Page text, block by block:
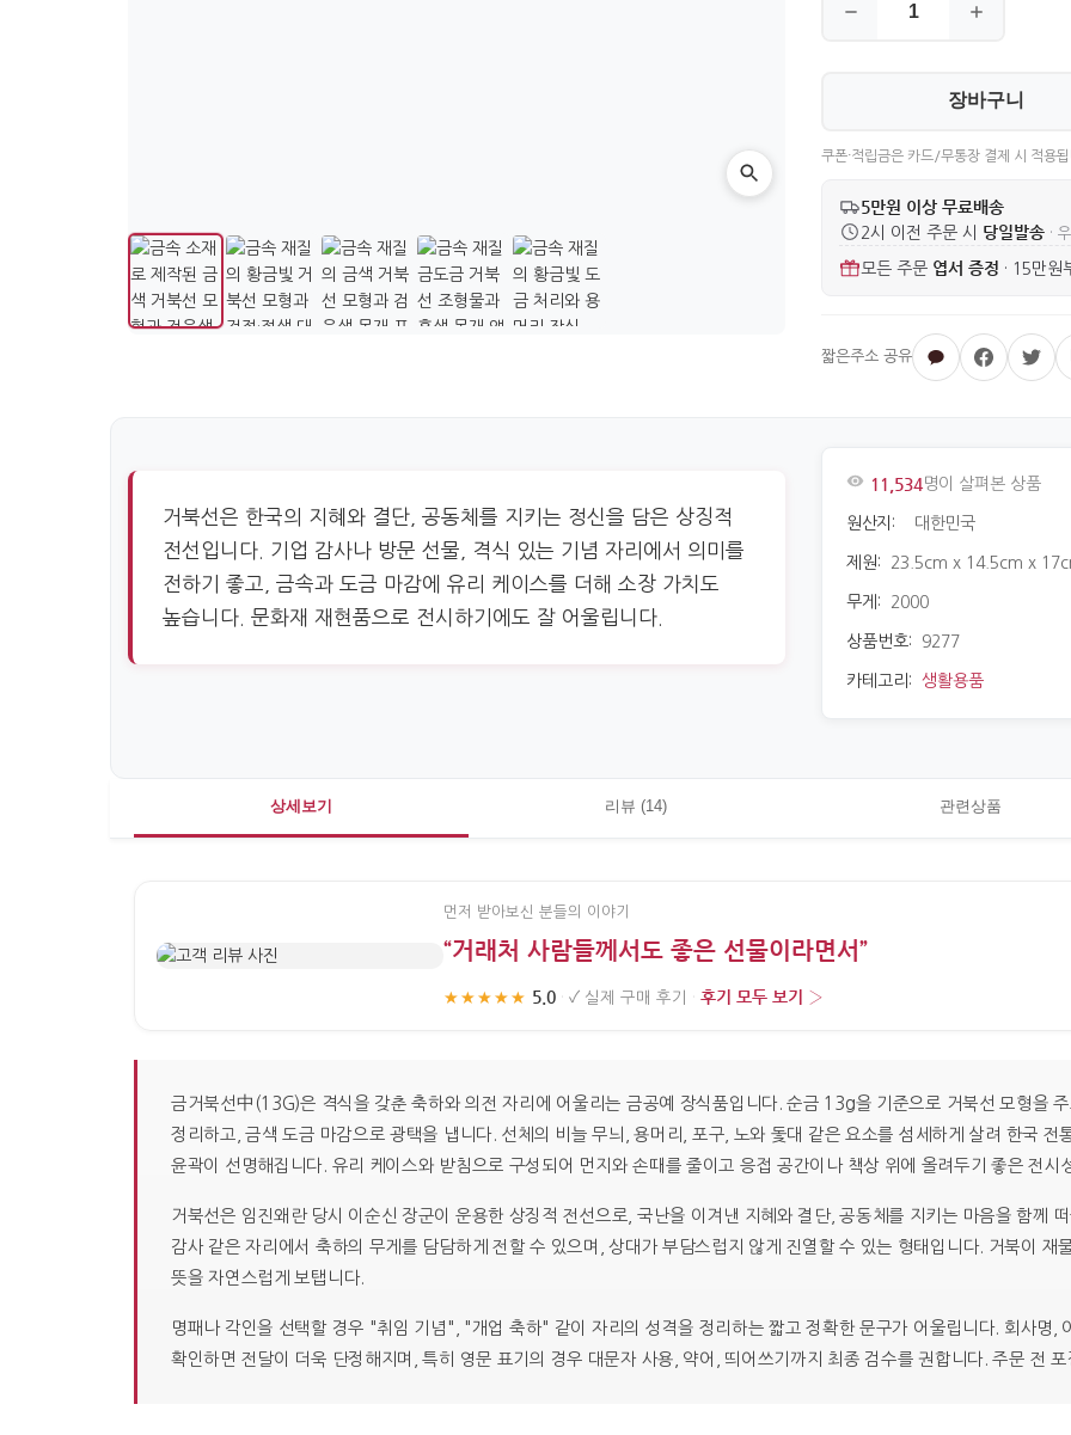
장바구니
쿠폰·적립금은 카드/무통장 결제 시 적용
5만원 이상 무료배송
2시 이전 주문 시 당일발송 ·
모든 주문 엽서 증정 · 15만원
거북선은 한국의 지혜와 결단, 공동체를 지키는 정신을 담은 상징적
전선입니다. 기업 감사나 방문 선물, 격식 있는 기념 자리에서 의미를
전하기 좋고, 금속과 도금 마감에 유리 케이스를 더해 소장 가치도
높습니다. 문화재 재현품으로 전시하기에도 잘 어울립니다.
11,534명이 살펴본 상품
원산지: 대한민국
제원: 23.5cm x 14.5cm x
무게: 2000
상품번호: 9277
카테고리: 생활용품
상세보기 리뷰 (14) 관련상품
먼저 받아보신 분들의 이야기
“거래처 사람들께서도 좋은 선물이라면서”
★★★★★ 5.0 · ✓ 실제 구매 후기 · 후기 모두 보기 ›
금거북선中(13G)은 격식을 갖춘 축하와 의전 자리에 어울리는 금공예 장식품입니다. 순금 13g을 기준으로 거북선 모형을
정리하고, 금색 도금 마감으로 광택을 냅니다. 선체의 비늘 무늬, 용머리, 포구, 노와 돛대 같은 요소를 섬세하게 살려 한국 전
윤곽이 선명해집니다. 유리 케이스와 받침으로 구성되어 먼지와 손때를 줄이고 응접 공간이나 책상 위에 올려두기 좋은 전시
거북선은 임진왜란 당시 이순신 장군이 운용한 상징적 전선으로, 국난을 이겨낸 지혜와 결단, 공동체를 지키는 마음을 함께
감사 같은 자리에서 축하의 무게를 담담하게 전할 수 있으며, 상대가 부담스럽지 않게 진열할 수 있는 형태입니다. 거북이 재
뜻을 자연스럽게 보탭니다.
명패나 각인을 선택할 경우 "취임 기념", "개업 축하" 같이 자리의 성격을 정리하는 짧고 정확한 문구가 어울립니다. 회사명,
확인하면 전달이 더욱 단정해지며, 특히 영문 표기의 경우 대문자 사용, 약어, 띄어쓰기까지 최종 검수를 권합니다. 주문 전